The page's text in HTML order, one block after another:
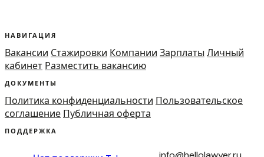
НАВИГАЦИЯ
Вакансии Стажировки Компании Зарплаты Личный
кабинет Разместить вакансию
ДОКУМЕНТЫ
Политика конфиденциальности Пользовательское
соглашение Публичная оферта
ПОДДЕРЖКА